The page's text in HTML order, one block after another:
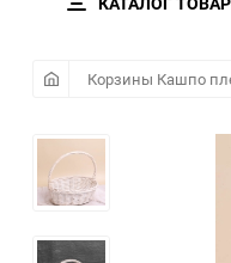
Корзины Кашпо